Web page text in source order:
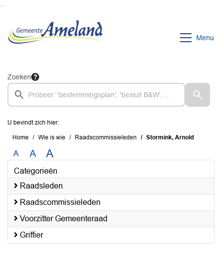
Menu
Zoeken
U bevindt zich hier:
Home Wie is wie Raadscommissieleden Stormink, Arnold
A A A
Categorieën
Raadsleden
Raadscommissieleden
Voorzitter Gemeenteraad
Griffier